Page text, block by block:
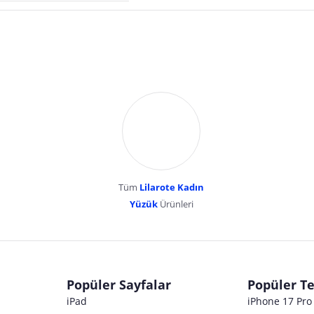
Tüm Lilarote Kadın
YüzükÜrünleri
Popüler Sayfalar
iPad
Popüler
iPhone 17